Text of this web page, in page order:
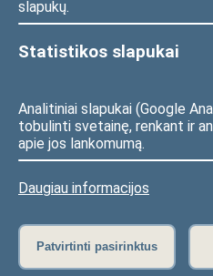
slapukų.
Statistikos slapukai
Analitiniai slapukai (Google
tobulinti svetainę, renkant ir
apie jos lankomumą.
Daugiau informacijos
Patvirtinti pasirinktus
Seimo narių
Pradžia